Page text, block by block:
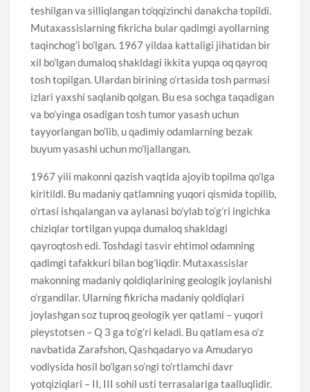
teshilgan va silliqlangan to’qqizinchi danakcha topildi.
Mutaxassislarning fikricha bular qadimgi ayollarning
taqinchog’i bo’lgan. 1967 yildaa kattaligi jihatidan bir
xil bo’lgan dumaloq shakldagi ikkita yupqa oq qayroq
tosh topilgan. Ulardan birining o’rtasida tosh parmasi
izlari yaxshi saqlanib qolgan. Bu esa sochga taqadigan
va bo’yinga osadigan tosh tumor yasash uchun
tayyorlangan bo’lib, u qadimiy odamlarning bezak
buyum yasashi uchun mo’ljallangan.
1967 yili makonni qazish vaqtida ajoyib topilma qo’lga
kiritildi. Bu madaniy qatlamning yuqori qismida topilib,
o’rtasi ishqalangan va aylanasi bo’ylab to’g’ri ingichka
chiziqlar tortilgan yupqa dumaloq shakldagi
qayroqtosh edi. Toshdagi tasvir ehtimol odamning
qadimgi tafakkuri bilan bog’liqdir. Mutaxassislar
makonning madaniy qoldiqlarining geologik joylanishi
o’rgandilar. Ularning fikricha madaniy qoldiqlari
joylashgan soz tuproq geologik yer qatlami – yuqori
pleystotsen – Q 3 ga to’g’ri keladi. Bu qatlam esa o’z
navbatida Zarafshon, Qashqadaryo va Amudaryo
vodiysida hosil bo’lgan so’ngi to’rtlamchi davr
yotqiziqlari – II, III sohil usti terrasalariga taalluqlidir.